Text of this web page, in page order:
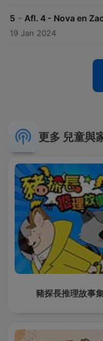
5 - Afl. 4 - Nova en
19 Jan 2024
更多 兒童與
豬探長推理故事